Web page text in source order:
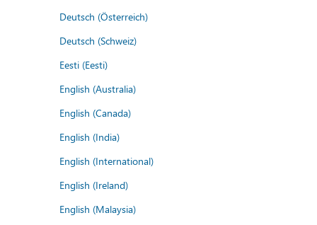
Deutsch (Österreich)
Deutsch (Schweiz)
Eesti (Eesti)
English (Australia)
English (Canada)
English (India)
English (International)
English (Ireland)
English (Malaysia)